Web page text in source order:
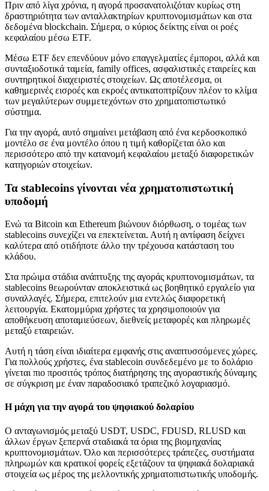
Πριν από λίγα χρόνια, η αγορά προσανατολιζόταν κυρίως στη
δραστηριότητα των ανταλλακτηρίων κρυπτονομισμάτων και στα
δεδομένα blockchain. Σήμερα, ο κύριος δείκτης είναι οι ροές
κεφαλαίου μέσω ETF.
Μέσω ETF δεν επενδύουν μόνο επαγγελματίες έμποροι, αλλά και
συνταξιοδοτικά ταμεία, family offices, ασφαλιστικές εταιρείες και
συντηρητικοί διαχειριστές στοιχείων. Ως αποτέλεσμα, οι
καθημερινές εισροές και εκροές αντικατοπτρίζουν πλέον το κλίμα
των μεγαλύτερων συμμετεχόντων στο χρηματοπιστωτικό
σύστημα.
Για την αγορά, αυτό σημαίνει μετάβαση από ένα κερδοσκοπικό
μοντέλο σε ένα μοντέλο όπου η τιμή καθορίζεται όλο και
περισσότερο από την κατανομή κεφαλαίου μεταξύ διαφορετικών
κατηγοριών στοιχείων.
Τα stablecoins γίνονται νέα χρηματοπιστωτική
υποδομή
Ενώ τα Bitcoin και Ethereum βιώνουν διόρθωση, ο τομέας των
stablecoins συνεχίζει να επεκτείνεται. Αυτή η αντίφαση δείχνει
καλύτερα από οτιδήποτε άλλο την τρέχουσα κατάσταση του
κλάδου.
Στα πρώιμα στάδια ανάπτυξης της αγοράς κρυπτονομισμάτων, τα
stablecoins θεωρούνταν αποκλειστικά ως βοηθητικό εργαλείο για
συναλλαγές. Σήμερα, επιτελούν μια εντελώς διαφορετική
λειτουργία. Εκατομμύρια χρήστες τα χρησιμοποιούν για
αποθήκευση αποταμιεύσεων, διεθνείς μεταφορές και πληρωμές
μεταξύ εταιρειών.
Αυτή η τάση είναι ιδιαίτερα εμφανής στις αναπτυσσόμενες χώρες.
Για πολλούς χρήστες, ένα stablecoin συνδεδεμένο με το δολάριο
γίνεται πιο προσιτός τρόπος διατήρησης της αγοραστικής δύναμης
σε σύγκριση με έναν παραδοσιακό τραπεζικό λογαριασμό.
Η μάχη για την αγορά του ψηφιακού δολαρίου
Ο ανταγωνισμός μεταξύ USDT, USDC, FDUSD, RLUSD και
άλλων έργων ξεπερνά σταδιακά τα όρια της βιομηχανίας
κρυπτονομισμάτων. Όλο και περισσότερες τράπεζες, συστήματα
πληρωμών και κρατικοί φορείς εξετάζουν τα ψηφιακά δολαριακά
στοιχεία ως μέρος της μελλοντικής χρηματοπιστωτικής υποδομής.